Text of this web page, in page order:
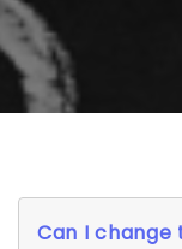
Can I